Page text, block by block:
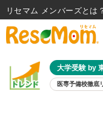
大学受験 by
医専予備校徹底
リセマム メンバーズ